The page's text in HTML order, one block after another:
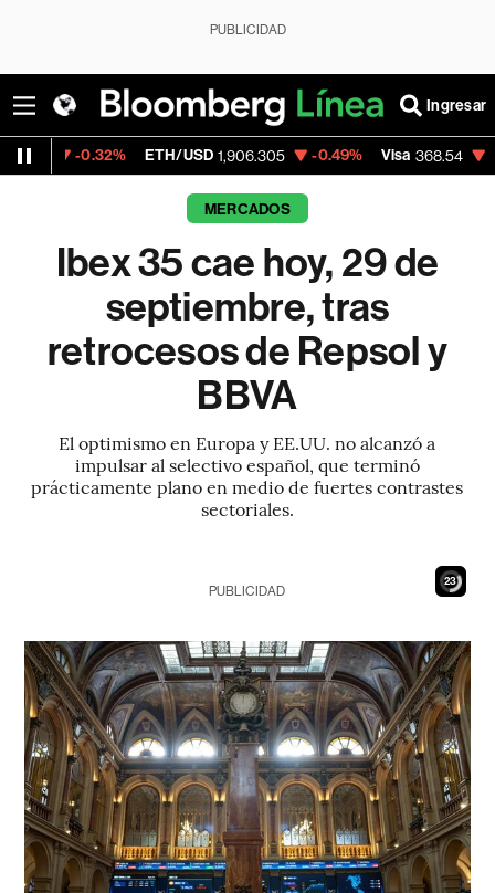
PUBLICIDAD
Ingresar
ETH/USD 1,906.305 -0.49% Visa 368.54 -0.28%
MERCADOS
Ibex 35 cae hoy, 29 de
septiembre, tras
retrocesos de Repsol y
BBVA
El optimismo en Europa y EE.UU. no alcanzó a
impulsar al selectivo español, que terminó
prácticamente plano en medio de fuertes contrastes
sectoriales.
21
PUBLICIDAD